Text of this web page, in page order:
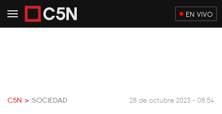
EN VIVO
C5N > SOCIEDAD 28 de octubre 2023 - 08:54